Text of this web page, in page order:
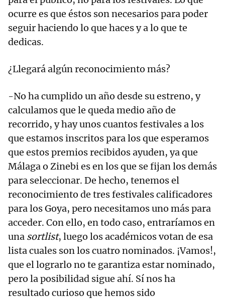
ocurre es que éstos son necesarios para poder
seguir haciendo lo que haces y a lo que te
dedicas.
¿Llegará algún reconocimiento más?
-No ha cumplido un año desde su estreno, y
calculamos que le queda medio año de
recorrido, y hay unos cuantos festivales a los
que estamos inscritos para los que esperamos
que estos premios recibidos ayuden, ya que
Málaga o Zinebi es en los que se fijan los demás
para seleccionar. De hecho, tenemos el
reconocimiento de tres festivales calificadores
para los Goya, pero necesitamos uno más para
acceder. Con ello, en todo caso, entraríamos en
una sortlist, luego los académicos votan de esa
lista cuales son los cuatro nominados. ¡Vamos!,
que el lograrlo no te garantiza estar nominado,
pero la posibilidad sigue ahí. Sí nos ha
resultado curioso que hemos sido